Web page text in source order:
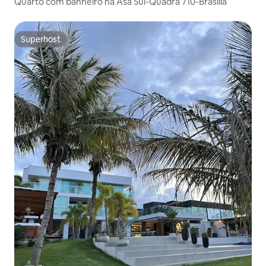
Superhost
Superhost